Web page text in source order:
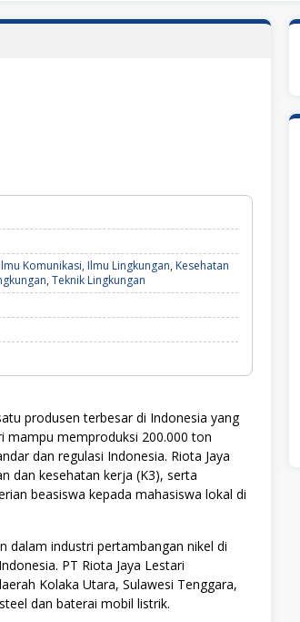
Ilmu Komunikasi, Ilmu Lingkungan, Kesehatan
, Teknik Lingkungan
produsen terbesar di Indonesia yang
mampu memproduksi 200.000 ton
dan regulasi Indonesia. Riota Jaya
dan kesehatan kerja (K3), serta
beasiswa kepada mahasiswa lokal di
dalam industri pertambangan nikel di
PT Riota Jaya Lestari
Kolaka Utara, Sulawesi Tenggara,
dan baterai mobil listrik.